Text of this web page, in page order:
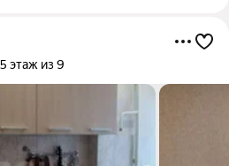
5 этаж из 9